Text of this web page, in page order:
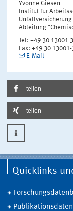
Yvonne Giesen
Institut für
Unfallversicherung
Abteilung
Tel: +49 30 13001
Fax: +49 30
E-Mail
teilen
teilen
Quicklinks